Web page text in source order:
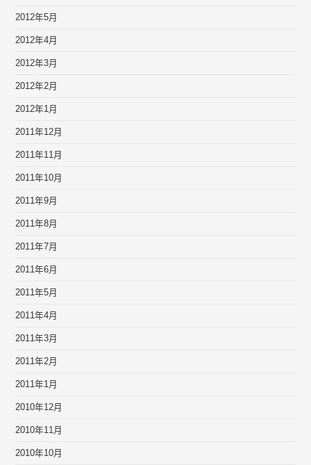
2012年5月
2012年4月
2012年3月
2012年2月
2012年1月
2011年12月
2011年11月
2011年10月
2011年9月
2011年8月
2011年7月
2011年6月
2011年5月
2011年4月
2011年3月
2011年2月
2011年1月
2010年12月
2010年11月
2010年10月